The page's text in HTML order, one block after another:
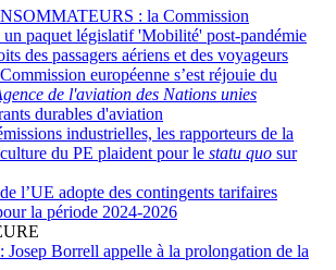
: la Commission
un paquet législatif 'Mobilité' post-pandémie
des passagers aériens et des voyageurs
européenne s’est réjouie du
de l'aviation des Nations unies
durables d'aviation
industrielles, les rapporteurs de la
du PE plaident pour le statu quo sur
l’UE adopte des contingents tarifaires
la période 2024-2026
Josep Borrell appelle à la prolongation de la